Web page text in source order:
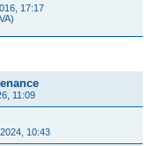
17:17
11:09
10:43